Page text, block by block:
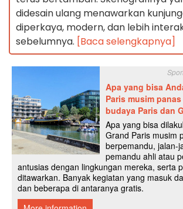
didesain ulang menawarkan
diperkaya, modern, dan lebih
sebelumnya. [Baca selengkapnya]